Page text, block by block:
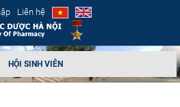
Liên hệ
HỘI SINH VIÊN